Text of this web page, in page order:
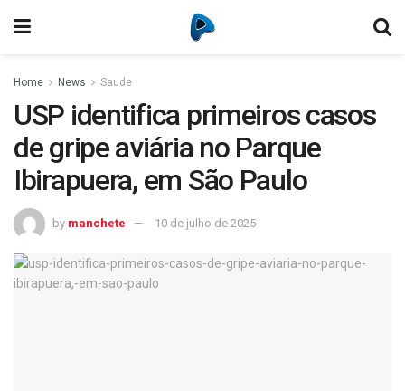
Home News Saude
USP identifica primeiros casos
de gripe aviária no Parque
Ibirapuera, em São Paulo
by manchete 10 de julho de 2025